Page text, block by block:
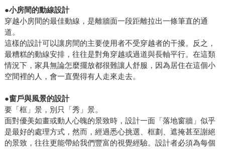
●小房間的動線設計
穿越小房間的最佳動線，是離牆面一段距離拉出一條筆直的通
道。
這樣的設計可以讓房間的主要使用者不受穿越者的干擾。反之，
最糟糕的動線安排，往往是對角穿越或過道與長軸平行。在這類
情況下，家具無論怎麼擺放都很難讓人舒服，因為居住在這個小
空間裡的人，會一直覺得有人走來走去。
●窗戶與風景的設計
要「框」景，別只「秀」景。
面對優美如畫或動人心魄的景致時，設計一面「落地窗牆」似乎
是最好的處理方式，然而，經過悉心挑選、框劃、遮掩甚至謝絕
的景致，往往更能帶給我們豐富的視覺經驗。設計者必須為每個